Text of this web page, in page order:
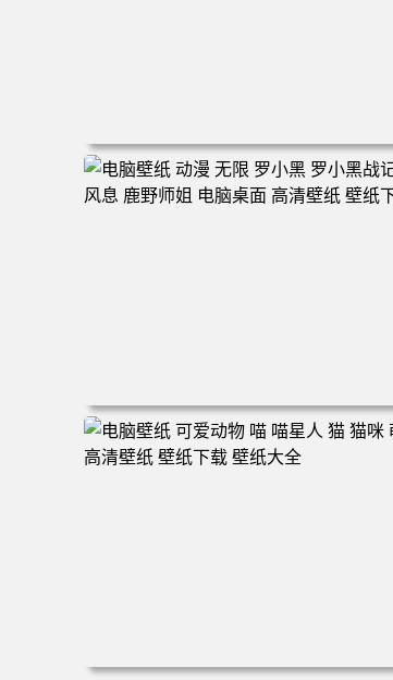
电脑壁纸 动漫 紫灵 冰清玉洁《凡人修仙传
160 电脑桌面 高清壁纸 壁纸下载 壁纸大全
电脑壁纸 动漫 无限 罗小黑 罗小黑战记 罗
鹿野师姐 电脑桌面 高清壁纸 壁纸下载 壁纸